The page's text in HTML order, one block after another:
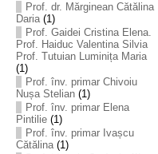
Prof. dr. Mărginean Cătălina
Daria(1)
Prof. Gaidei Cristina Elena.
Prof. Haiduc Valentina Silvia
Prof. Tutuian Luminița Maria
(1)
Prof. înv. primar Chivoiu
Nușa Stelian(1)
Prof. înv. primar Elena
Pintilie(1)
Prof. înv. primar Ivașcu
Cătălina(1)